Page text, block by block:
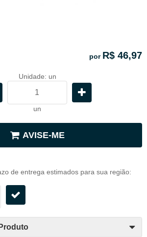
por R$ 46,97
Unidade: un
un
AVISE-ME
de entrega estimados para sua região: